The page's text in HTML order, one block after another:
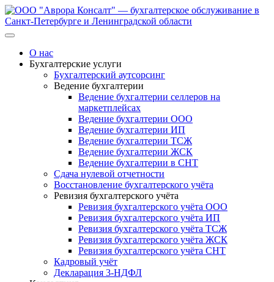
Перейти
к
содержанию
О нас
Бухгалтерские услуги
Бухгалтерский аутсорсинг
Ведение бухгалтерии
Ведение бухгалтерии селлеров на
маркетплейсах
Ведение бухгалтерии ООО
Ведение бухгалтерии ИП
Ведение бухгалтерии ТСЖ
Ведение бухгалтерии ЖСК
Ведение бухгалтерии в СНТ
Сдача нулевой отчетности
Восстановление бухгалтерского учёта
Ревизия бухгалтерского учёта
Ревизия бухгалтерского учёта ООО
Ревизия бухгалтерского учёта ИП
Ревизия бухгалтерского учёта ТСЖ
Ревизия бухгалтерского учёта ЖСК
Ревизия бухгалтерского учёта СНТ
Кадровый учёт
Декларация 3-НДФЛ